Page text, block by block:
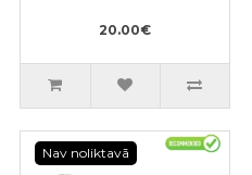
20.00€
Nav noliktavā